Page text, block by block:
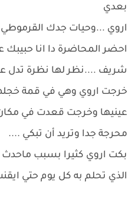
بعدي
اروي ...وحيات جدك
احضر المحاضرة دا انا
شريف ....نظر لها نظرة تدل
خرجت اروي وهي في قمة
عينيها وخرجت قعدت في مكان
محرجة جدا وتريد أن تبكي ....
بكت اروي كثيرا بسبب
الذي تحلم به كل يوم حتي